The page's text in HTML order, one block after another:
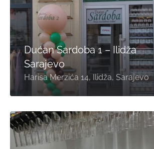
Dućan Sardoba 1 – Ilidža
Sarajevo
Harisa Merzića 14, Ilidža, Sarajevo